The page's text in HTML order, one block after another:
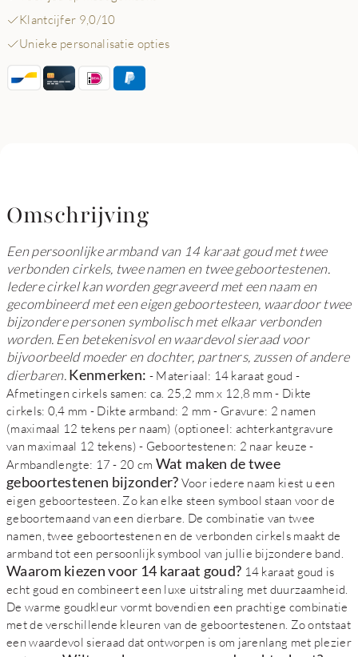
Klantcijfer 9,0/10
Unieke personalisatie opties
Omschrijving
Een persoonlijke armband van 14 karaat goud met twee
verbonden cirkels, twee namen en twee geboortestenen.
Iedere cirkel kan worden gegraveerd met een naam en
gecombineerd met een eigen geboortesteen, waardoor twee
bijzondere personen symbolisch met elkaar verbonden
worden. Een betekenisvol en waardevol sieraad voor
bijvoorbeeld moeder en dochter, partners, zussen of andere
dierbaren. Kenmerken: - Materiaal: 14 karaat goud -
Afmetingen cirkels samen: ca. 25,2 mm x 12,8 mm - Dikte
cirkels: 0,4 mm - Dikte armband: 2 mm - Gravure: 2 namen
(maximaal 12 tekens per naam) (optioneel: achterkantgravure
van maximaal 12 tekens) - Geboortestenen: 2 naar keuze -
Armbandlengte: 17 - 20 cm Wat maken de twee
geboortestenen bijzonder? Voor iedere naam kiest u een
eigen geboortesteen. Zo kan elke steen symbool staan voor de
geboortemaand van een dierbare. De combinatie van twee
namen, twee geboortestenen en de verbonden cirkels maakt de
armband tot een persoonlijk symbool van jullie bijzondere band.
Waarom kiezen voor 14 karaat goud? 14 karaat goud is
echt goud en combineert een luxe uitstraling met duurzaamheid.
De warme goudkleur vormt bovendien een prachtige combinatie
met de verschillende kleuren van de geboortestenen. Zo ontstaat
een waardevol sieraad dat ontworpen is om jarenlang met plezier